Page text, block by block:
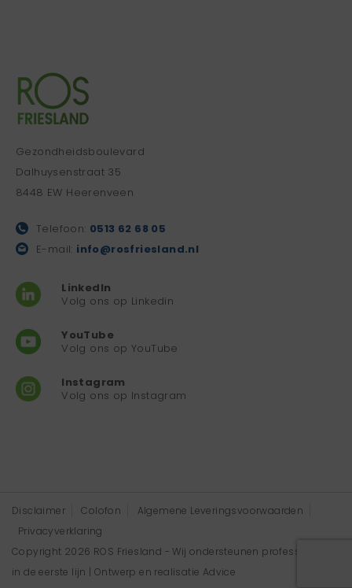
Gezondheidsboulevard
Dalhuysenstraat 35
8448 EW Heerenveen
Telefoon: 0513 62 68 05
E-mail: info@rosfriesland.nl
LinkedIn
Volg ons op Linkedin
YouTube
Volg ons op YouTube
Instagram
Volg ons op Instagram
Disclaimer Colofon
Algemene Leveringsvoorwaarden
Privacyverklaring
Copyright 2026 ROS Friesland - Wij ondersteunen professionals
in de eerste lijn | Ontwerp en realisatie Advice